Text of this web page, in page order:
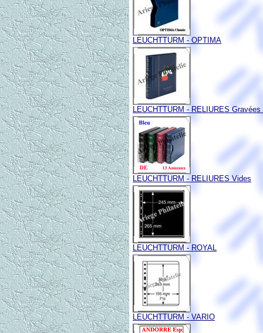
LEUCHTTURM - OPTIMA
LEUCHTTURM - RELIURES
LEUCHTTURM - RELIURES Vides
LEUCHTTURM - ROYAL
LEUCHTTURM - VARIO